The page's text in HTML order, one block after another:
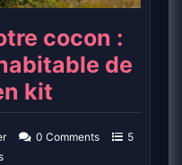
cocon :
de
kit
0 Comments
5